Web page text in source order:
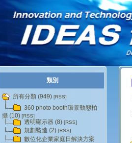
類別
所有分類 (949) [RSS]
360 photo booth環景動態拍
攝 (10) [RSS]
透明顯示器 (8) [RSS]
規劃監造 (2) [RSS]
數位化企業家庭日解決方案